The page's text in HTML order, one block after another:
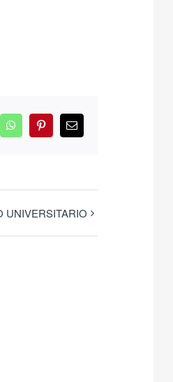
WhatsAppPinterestCorreo
electrónico
UNIVERSITARIO